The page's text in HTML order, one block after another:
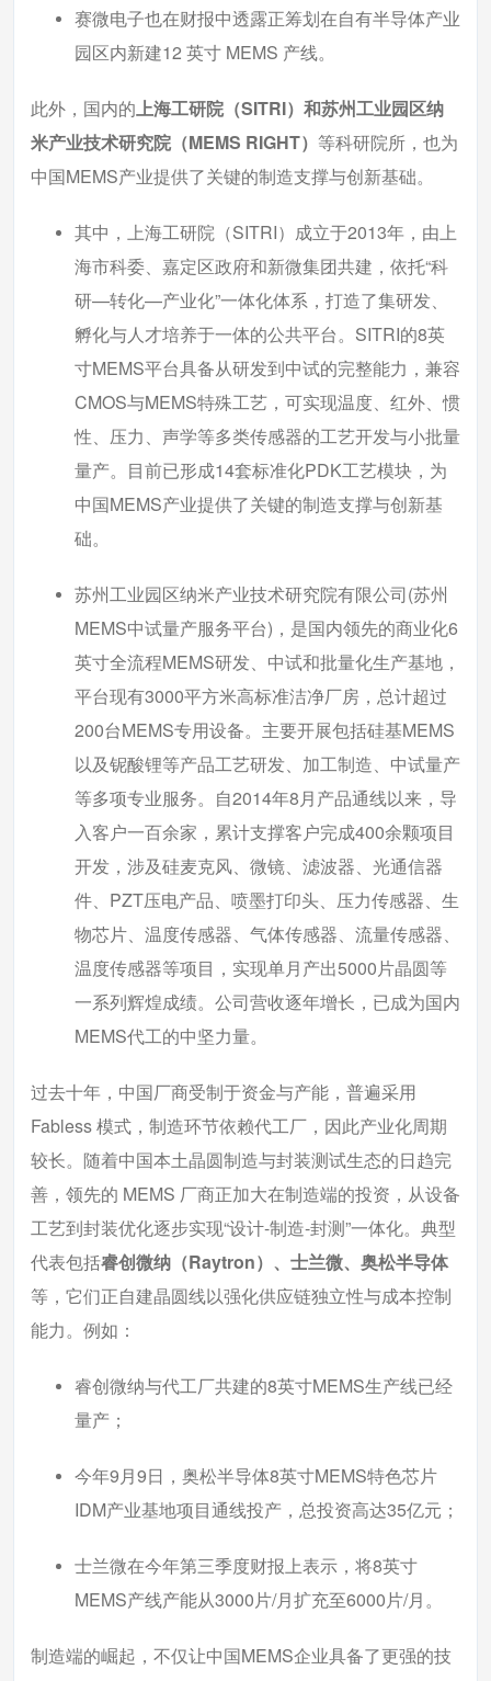
赛微电子也在财报中透露正筹划在自有半导体产业
园区内新建12 英寸 MEMS 产线。
此外，国内的上海工研院（SITRI）和苏州工业园区纳
米产业技术研究院（MEMS RIGHT） 等科研院所，也为
中国MEMS产业提供了关键的制造支撑与创新基础。
其中，上海工研院（SITRI）成立于2013年，由上
海市科委、嘉定区政府和新微集团共建，依托“科
研—转化—产业化”一体化体系，打造了集研发、
孵化与人才培养于一体的公共平台。SITRI的8英
寸MEMS平台具备从研发到中试的完整能力，兼容
CMOS与MEMS特殊工艺，可实现温度、红外、惯
性、压力、声学等多类传感器的工艺开发与小批量
量产。目前已形成14套标准化PDK工艺模块，为
中国MEMS产业提供了关键的制造支撑与创新基
础。
苏州工业园区纳米产业技术研究院有限公司(苏州
MEMS中试量产服务平台)，是国内领先的商业化6
英寸全流程MEMS研发、中试和批量化生产基地，
平台现有3000平方米高标准洁净厂房，总计超过
200台MEMS专用设备。主要开展包括硅基MEMS
以及铌酸锂等产品工艺研发、加工制造、中试量产
等多项专业服务。自2014年8月产品通线以来，导
入客户一百余家，累计支撑客户完成400余颗项目
开发，涉及硅麦克风、微镜、滤波器、光通信器
件、PZT压电产品、喷墨打印头、压力传感器、生
物芯片、温度传感器、气体传感器、流量传感器、
温度传感器等项目，实现单月产出5000片晶圆等
一系列辉煌成绩。公司营收逐年增长，已成为国内
MEMS代工的中坚力量。
过去十年，中国厂商受制于资金与产能，普遍采用
Fabless 模式，制造环节依赖代工厂，因此产业化周期
较长。随着中国本土晶圆制造与封装测试生态的日趋完
善，领先的 MEMS 厂商正加大在制造端的投资，从设备
工艺到封装优化逐步实现“设计-制造-封测”一体化。典型
代表包括睿创微纳（Raytron）、士兰微、奥松半导体
等，它们正自建晶圆线以强化供应链独立性与成本控制
能力。例如：
睿创微纳与代工厂共建的8英寸MEMS生产线已经
量产；
今年9月9日，奥松半导体8英寸MEMS特色芯片
IDM产业基地项目通线投产，总投资高达35亿元；
士兰微在今年第三季度财报上表示，将8英寸
MEMS产线产能从3000片/月扩充至6000片/月。
制造端的崛起，不仅让中国MEMS企业具备了更强的技